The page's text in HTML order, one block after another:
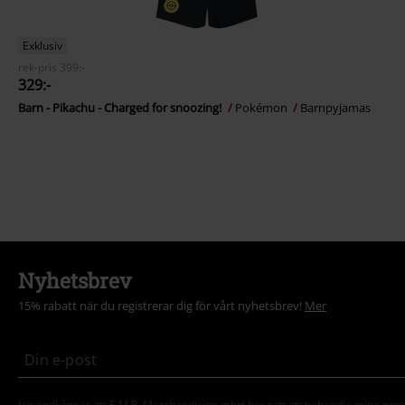
Exklusiv
rek-pris
399:-
329:-
Barn - Pikachu - Charged for snoozing! Pokémon Barnpyjamas
Nyhetsbrev
15% rabatt när du registrerar dig för vårt nyhetsbrev! Mer